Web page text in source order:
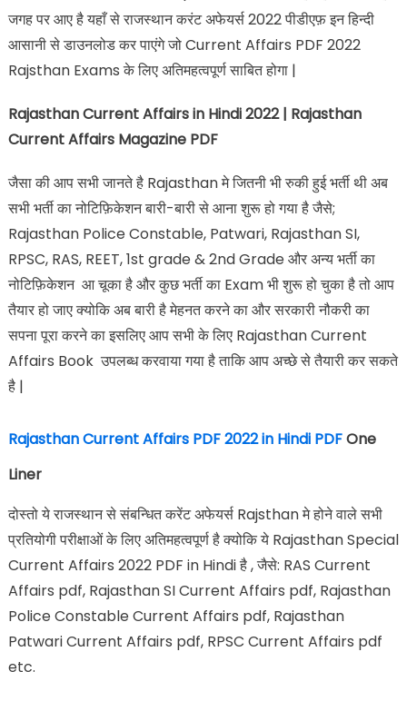
जगह पर आए है यहाँ से राजस्थान करंट अफेयर्स 2022 पीडीएफ़ इन हिन्दी
आसानी से डाउनलोड कर पाएंगे जो Current Affairs PDF 2022
Rajsthan Exams के लिए अतिमहत्वपूर्ण साबित होगा |
Rajasthan Current Affairs in Hindi 2022 | Rajasthan
Current Affairs Magazine PDF
जैसा की आप सभी जानते है Rajasthan मे जितनी भी रुकी हुई भर्ती थी अब
सभी भर्ती का नोटिफ़िकेशन बारी-बारी से आना शुरू हो गया है जैसे;
Rajasthan Police Constable, Patwari, Rajasthan SI,
RPSC, RAS, REET, 1st grade & 2nd Grade और अन्य भर्ती का
नोटिफ़िकेशन आ चूका है और कुछ भर्ती का Exam भी शुरू हो चुका है तो आप
तैयार हो जाए क्योकि अब बारी है मेहनत करने का और सरकारी नौकरी का
सपना पूरा करने का इसलिए आप सभी के लिए Rajasthan Current
Affairs Book उपलब्ध करवाया गया है ताकि आप अच्छे से तैयारी कर सकते
है |
Rajasthan Current Affairs PDF 2022 in Hindi PDFOne
Liner
दोस्तो ये राजस्थान से संबन्धित करेंट अफेयर्स Rajsthan मे होने वाले सभी
प्रतियोगी परीक्षाओं के लिए अतिमहत्वपूर्ण है क्योकि ये Rajasthan Special
Current Affairs 2022 PDF in Hindi है , जैसे: RAS Current
Affairs pdf, Rajasthan SI Current Affairs pdf, Rajasthan
Police Constable Current Affairs pdf, Rajasthan
Patwari Current Affairs pdf, RPSC Current Affairs pdf
etc.